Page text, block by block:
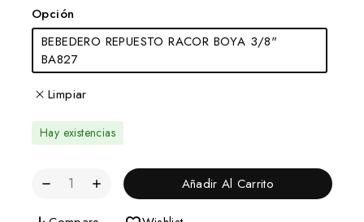
Opción
BEBEDERO REPUESTO RACOR BOYA 3/8"
BA827
Limpiar
Hay existencias
Añadir Al Carrito